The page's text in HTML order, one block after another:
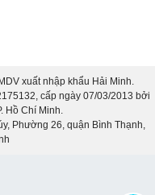
xuất nhập khẩu Hải Minh.
cấp ngày 07/03/2013 bởi
Hồ Chí Minh.
Phường 26, quận Bình Thạnh,